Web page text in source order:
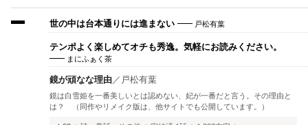
世の中は台本通りには進まない 戸松有葉
テンポよく楽しめてオチも秀逸。気軽にお読みください。
まにふぁく茶
鏡が頑なな理由／ 戸松有葉
鏡は白雪姫を一番美しいとは認めない、妃が一番だと言う。その理由と
は？ （同作やリメイク版は、他サイトでも公開しています。）